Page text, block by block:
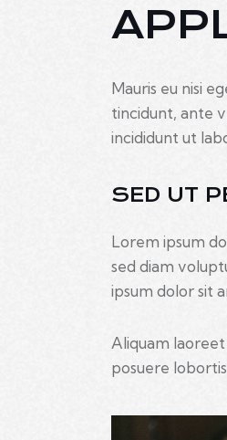
Mauris eu nisi
tincidunt, ante
incididunt ut
SED UT
Lorem ipsum
sed diam
ipsum dolor sit
Aliquam
posuere